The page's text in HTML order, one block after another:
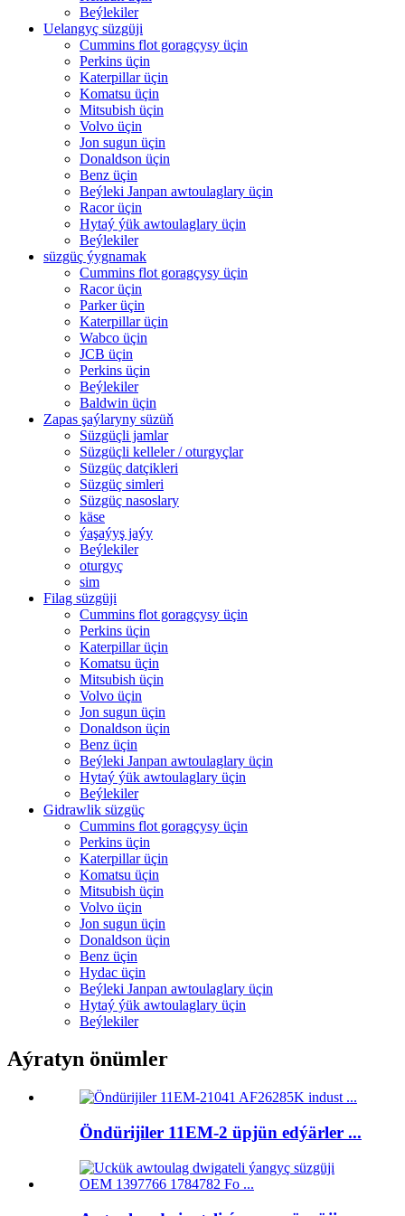
Beýlekiler
Uelangyç süzgüji
Cummins flot goragçysy üçin
Perkins üçin
Katerpillar üçin
Komatsu üçin
Mitsubish üçin
Volvo üçin
Jon sugun üçin
Donaldson üçin
Benz üçin
Beýleki Janpan awtoulaglary üçin
Racor üçin
Hytaý ýük awtoulaglary üçin
Beýlekiler
süzgüç ýygnamak
Cummins flot goragçysy üçin
Racor üçin
Parker üçin
Katerpillar üçin
Wabco üçin
JCB üçin
Perkins üçin
Beýlekiler
Baldwin üçin
Zapas şaýlaryny süzüň
Süzgüçli jamlar
Süzgüçli kelleler / oturgyçlar
Süzgüç datçikleri
Süzgüç simleri
Süzgüç nasoslary
käse
ýaşaýyş jaýy
Beýlekiler
oturgyç
sim
Filag süzgüji
Cummins flot goragçysy üçin
Perkins üçin
Katerpillar üçin
Komatsu üçin
Mitsubish üçin
Volvo üçin
Jon sugun üçin
Donaldson üçin
Benz üçin
Beýleki Janpan awtoulaglary üçin
Hytaý ýük awtoulaglary üçin
Beýlekiler
Gidrawlik süzgüç
Cummins flot goragçysy üçin
Perkins üçin
Katerpillar üçin
Komatsu üçin
Mitsubish üçin
Volvo üçin
Jon sugun üçin
Donaldson üçin
Benz üçin
Hydac üçin
Beýleki Janpan awtoulaglary üçin
Hytaý ýük awtoulaglary üçin
Beýlekiler
Aýratyn önümler
Öndürijiler 11EM-2 üpjün edýärler ...